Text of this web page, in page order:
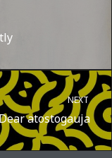
NEXT
atostogauja